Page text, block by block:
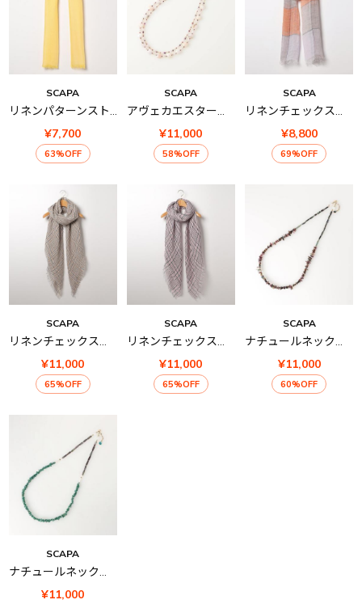
SCAPA
リネンパターンストール
¥7,700
63%OFF
SCAPA
アヴェカエスターテネックレス
¥11,000
58%OFF
SCAPA
リネンチェックストール
¥8,800
69%OFF
SCAPA
リネンチェックストール
¥11,000
65%OFF
SCAPA
リネンチェックストール
¥11,000
65%OFF
SCAPA
ナチュールネックレス
¥11,000
60%OFF
SCAPA
ナチュールネックレス
¥11,000